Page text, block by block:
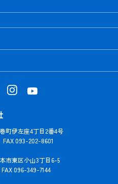
町伊左座4丁目2番4号
093-202-8601
市東区小山3丁目6-5
096-349-7144